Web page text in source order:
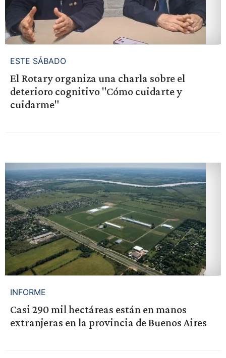
ESTE SÁBADO
El Rotary organiza una charla sobre el
deterioro cognitivo "Cómo cuidarte y
cuidarme"
INFORME
Casi 290 mil hectáreas están en manos
extranjeras en la provincia de Buenos Aires